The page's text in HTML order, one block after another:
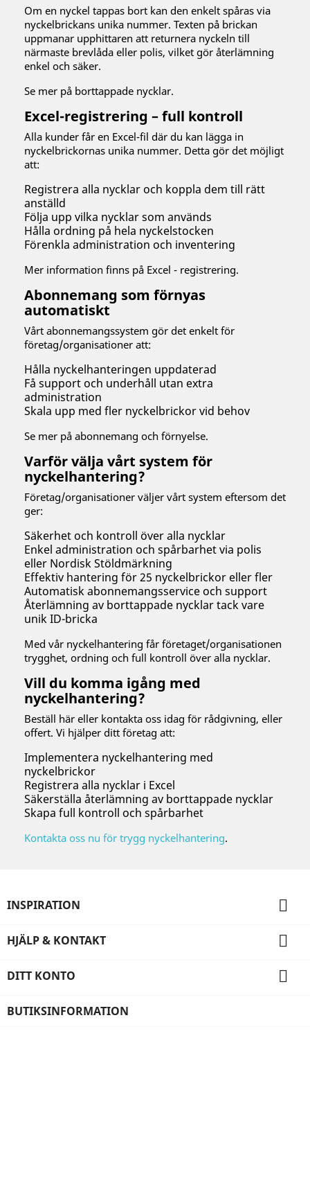
Om en nyckel tappas bort kan den enkelt spåras via
nyckelbrickans unika nummer. Texten på brickan
uppmanar upphittaren att returnera nyckeln till
närmaste brevlåda eller polis, vilket gör återlämning
enkel och säker.
Se mer på borttappade nycklar.
Excel-registrering – full kontroll
Alla kunder får en Excel-fil där du kan lägga in
nyckelbrickornas unika nummer. Detta gör det möjligt
att:
Registrera alla nycklar och koppla dem till rätt
anställd
Följa upp vilka nycklar som används
Hålla ordning på hela nyckelstocken
Förenkla administration och inventering
Mer information finns på Excel - registrering.
Abonnemang som förnyas
automatiskt
Vårt abonnemangssystem gör det enkelt för
företag/organisationer att:
Hålla nyckelhanteringen uppdaterad
Få support och underhåll utan extra
administration
Skala upp med fler nyckelbrickor vid behov
Se mer på abonnemang och förnyelse.
Varför välja vårt system för
nyckelhantering?
Företag/organisationer väljer vårt system eftersom det
ger:
Säkerhet och kontroll över alla nycklar
Enkel administration och spårbarhet via polis
eller Nordisk Stöldmärkning
Effektiv hantering för 25 nyckelbrickor eller fler
Automatisk abonnemangsservice och support
Återlämning av borttappade nycklar tack vare
unik ID-bricka
Med vår nyckelhantering får företaget/organisationen
trygghet, ordning och full kontroll över alla nycklar.
Vill du komma igång med
nyckelhantering?
Beställ här eller kontakta oss idag för rådgivning, eller
offert. Vi hjälper ditt företag att:
Implementera nyckelhantering med
nyckelbrickor
Registrera alla nycklar i Excel
Säkerställa återlämning av borttappade nycklar
Skapa full kontroll och spårbarhet
Kontakta oss nu för trygg nyckelhantering.
INSPIRATION 
HJÄLP & KONTAKT 
DITT KONTO 
BUTIKSINFORMATION